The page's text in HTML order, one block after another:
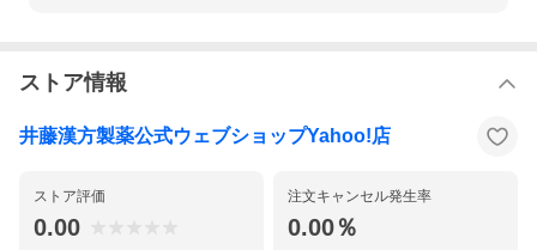
ストア情報
井藤漢方製薬公式ウェブショップYahoo!店
ストア評価
0.00
注文キャンセル発生率
0.00％